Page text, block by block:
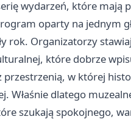
wydarzeń, które mają
oparty na jednym
rok. Organizatorzy
które dobrze
przestrzenią, w której
Właśnie dlatego
szukają spokojnego,